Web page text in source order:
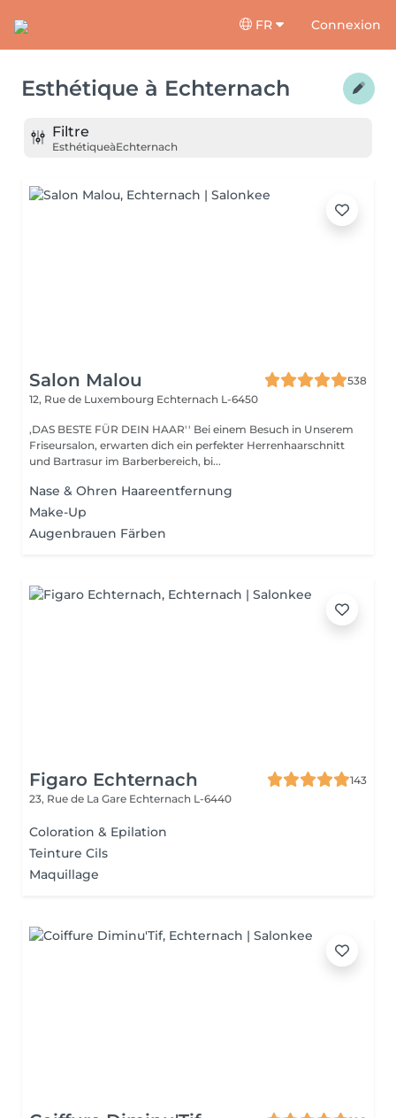
FR Connexion
Esthétique à Echternach
Filtre
EsthétiqueàEchternach
Salon Malou
538
12, Rue de Luxembourg Echternach L-6450
,DAS BESTE FÜR DEIN HAAR'' Bei einem Besuch in Unserem
Friseursalon, erwarten dich ein perfekter Herrenhaarschnitt
und Bartrasur im Barberbereich, bi...
Nase & Ohren Haareentfernung
Make-Up
Augenbrauen Färben
Figaro Echternach
143
23, Rue de La Gare Echternach L-6440
Coloration & Epilation
Teinture Cils
Maquillage